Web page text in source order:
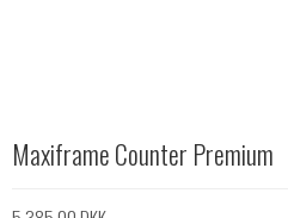
Maxiframe Counter Premium